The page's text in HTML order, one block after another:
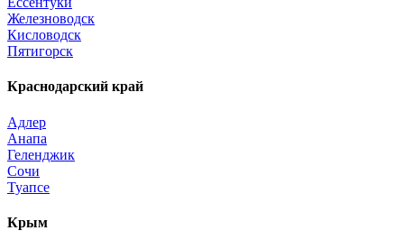
Железноводск
Кисловодск
Пятигорск
Краснодарский край
Адлер
Анапа
Геленджик
Сочи
Туапсе
Крым